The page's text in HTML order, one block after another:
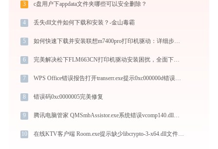
3 c盘用户下appdata文件夹哪些可以安全删除？
4 丢失dll文件如何下载和安装？-金山毒霸
5 如何快速下载并安装联想m7400pro打印机驱动：详细步骤解析
6 完美解决松下FLM663CN打印机驱动安装困扰，全面下载安装教程
7 WPS Office错误报告打开transerr.exe提示0xc000000d错误码怎么办
8 错误码0xc0000005完美修复
9 腾讯电脑管家 QMSmbAssistor.exe系统错误vcomp140.dll丢失如何解决
10 在线KTV客户端 Room.exe提示缺少libcrypto-3-x64.dll文件的解决办法